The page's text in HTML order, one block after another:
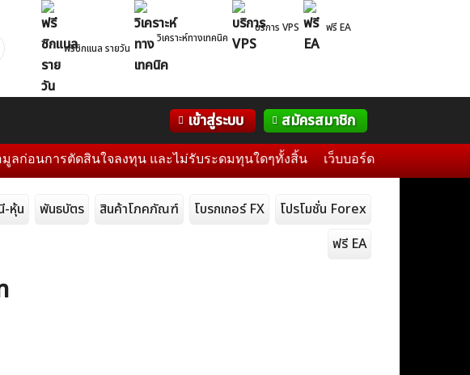
ฟรีซิกแนล รายวัน
วิเคราะห์ทางเทคนิค
บริการ VPS ฟรี EA
เข้าสู่ระบบ สมัครสมาชิก
WelTrade กิจกรรม
ฟอรั่ม
ารตัดสินใจลงทุน และไม่รับระดมทุนใดๆทั้งสิ้น เว็บบอร์ดแห่งนี้เป็นเพียงสื่อกลาง
-หุ้น พันธบัตร สินค้าโภคภัณฑ์ โบรกเกอร์ FX
โปรโมชั่น Forex
ฟรี EA